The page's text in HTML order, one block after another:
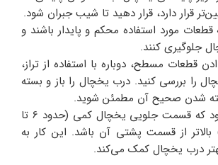
قرار دارد، قرار دهید تا شیب جبران شود.
مورد استفاده محکم و پایدار باشند و
جلوگیری کنند.
قطعات مسطح، دوباره با استفاده از تراز،
را بررسی کنید. درب یخچال را باز و بسته
شدن صحیح آن مطمئن شوید.
توصیه می‌شود که قسمت جلویی یخچال کمی (حدود 6 تا
بالاتر از قسمت پشتی آن باشد. این کار به
درب یخچال کمک می‌کند.